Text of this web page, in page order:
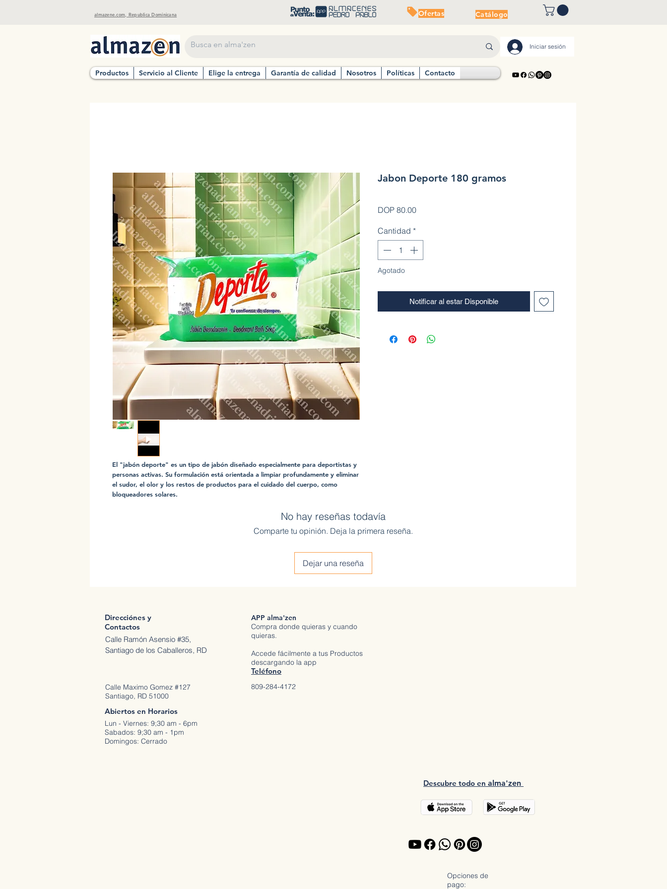
almazene.com, Republica Dominicana Ofertas Catálogo
Iniciar sesión
Productos Servicio al Cliente Elige la entrega Garantía de calidad Nosotros Políticas Contacto
El "jabón deporte" es un tipo de jabón diseñado especialmente para deportistas y
personas activas. Su formulación está orientada a limpiar profundamente y eliminar
el sudor, el olor y los restos de productos para el cuidado del cuerpo, como
bloqueadores solares.
Jabon Deporte 180 gramos
DOP 80.00Precio
Cantidad *
Agotado
Notificar al estar Disponible
No hay reseñas todavía
Comparte tu opinión. Deja la primera reseña.
Dejar una reseña
Direcciónes y
Contactos
Calle Ramón Asensio #35,
Santiago de los Caballeros, RD
APP alma'zen
Compra donde quieras y cuando
quieras.
Accede fácilmente a tus Productos
descargando la app
Calle Maximo Gomez #127
Santiago, RD 51000
Abiertos en Horarios
Lun - Viernes: 9;30 am - 6pm
Sabados: 9;30 am - 1pm
Domingos: Cerrado
Descubre todo en a lma'zen
Opciones de
pago:
Teléfono
809-284-4172